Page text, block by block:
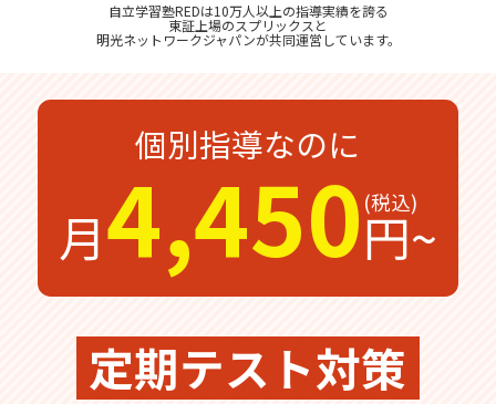
無料体験の
お問合わせは
自立学習塾REDは10万人以上の指導実績を誇る
東証上場のスプリックス と
明光ネットワークジャパンが共同運営しています。
個別指導なのに
月4,450円~
定期テスト対策